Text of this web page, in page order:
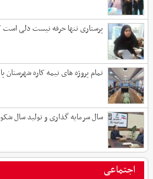
پرستاری تنها حرفه نیست دلی
تمام پروژه های نیمه کاره شهرستان
سال سرمایه گذاری و تولید سال
اجتماعی